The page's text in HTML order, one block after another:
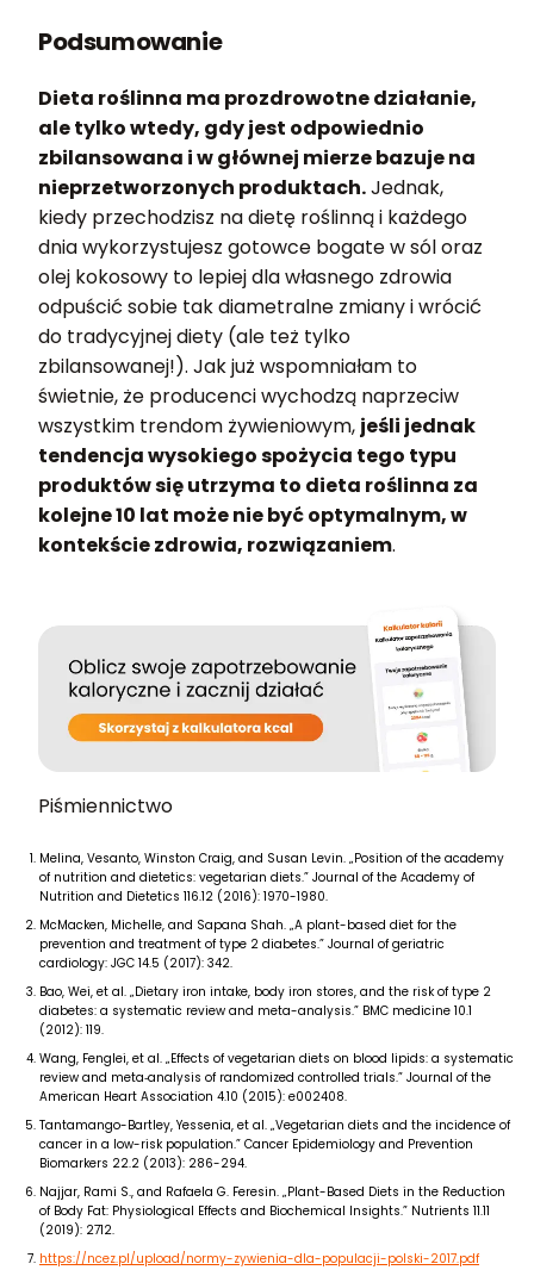
Podsumowanie
Dieta roślinna ma prozdrowotne działanie,
ale tylko wtedy, gdy jest odpowiednio
zbilansowana i w głównej mierze bazuje na
nieprzetworzonych produktach.Jednak,
kiedy przechodzisz na dietę roślinną i każdego
dnia wykorzystujesz gotowce bogate w sól oraz
olej kokosowy to lepiej dla własnego zdrowia
odpuścić sobie tak diametralne zmiany i wrócić
do tradycyjnej diety (ale też tylko
zbilansowanej!). Jak już wspomniałam to
świetnie, że producenci wychodzą naprzeciw
wszystkim trendom żywieniowym, jeśli jednak
tendencja wysokiego spożycia tego typu
produktów się utrzyma to dieta roślinna za
kolejne 10 lat może nie być optymalnym, w
kontekście zdrowia, rozwiązaniem.
Piśmiennictwo
Melina, Vesanto, Winston Craig, and Susan Levin. „Position of the academy
of nutrition and dietetics: vegetarian diets.” Journal of the Academy of
Nutrition and Dietetics 116.12 (2016): 1970-1980.
McMacken, Michelle, and Sapana Shah. „A plant-based diet for the
prevention and treatment of type 2 diabetes.” Journal of geriatric
cardiology: JGC 14.5 (2017): 342.
Bao, Wei, et al. „Dietary iron intake, body iron stores, and the risk of type 2
diabetes: a systematic review and meta-analysis.” BMC medicine 10.1
(2012): 119.
Wang, Fenglei, et al. „Effects of vegetarian diets on blood lipids: a systematic
review and meta‐analysis of randomized controlled trials.” Journal of the
American Heart Association 4.10 (2015): e002408.
Tantamango-Bartley, Yessenia, et al. „Vegetarian diets and the incidence of
cancer in a low-risk population.” Cancer Epidemiology and Prevention
Biomarkers 22.2 (2013): 286-294.
Najjar, Rami S., and Rafaela G. Feresin. „Plant-Based Diets in the Reduction
of Body Fat: Physiological Effects and Biochemical Insights.” Nutrients 11.11
(2019): 2712.
https://ncez.pl/upload/normy-zywienia-dla-populacji-polski-2017.pdf